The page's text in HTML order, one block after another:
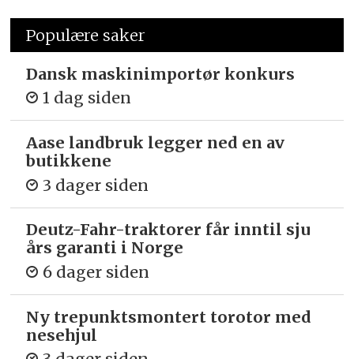
Populære saker
Dansk maskinimportør konkurs
1 dag siden
Aase landbruk legger ned en av
butikkene
3 dager siden
Deutz-Fahr-traktorer får inntil sju
års garanti i Norge
6 dager siden
Ny trepunkts­montert torotor med
nesehjul